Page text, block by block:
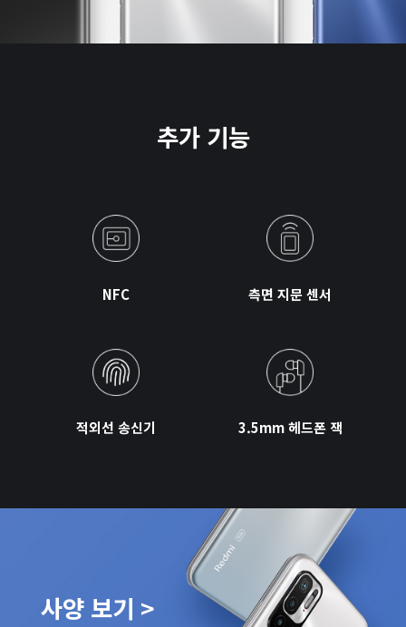
추가 기능
NFC 측면 지문 센서
적외선 송신기 3.5mm 헤드폰 잭
사양 보기 >